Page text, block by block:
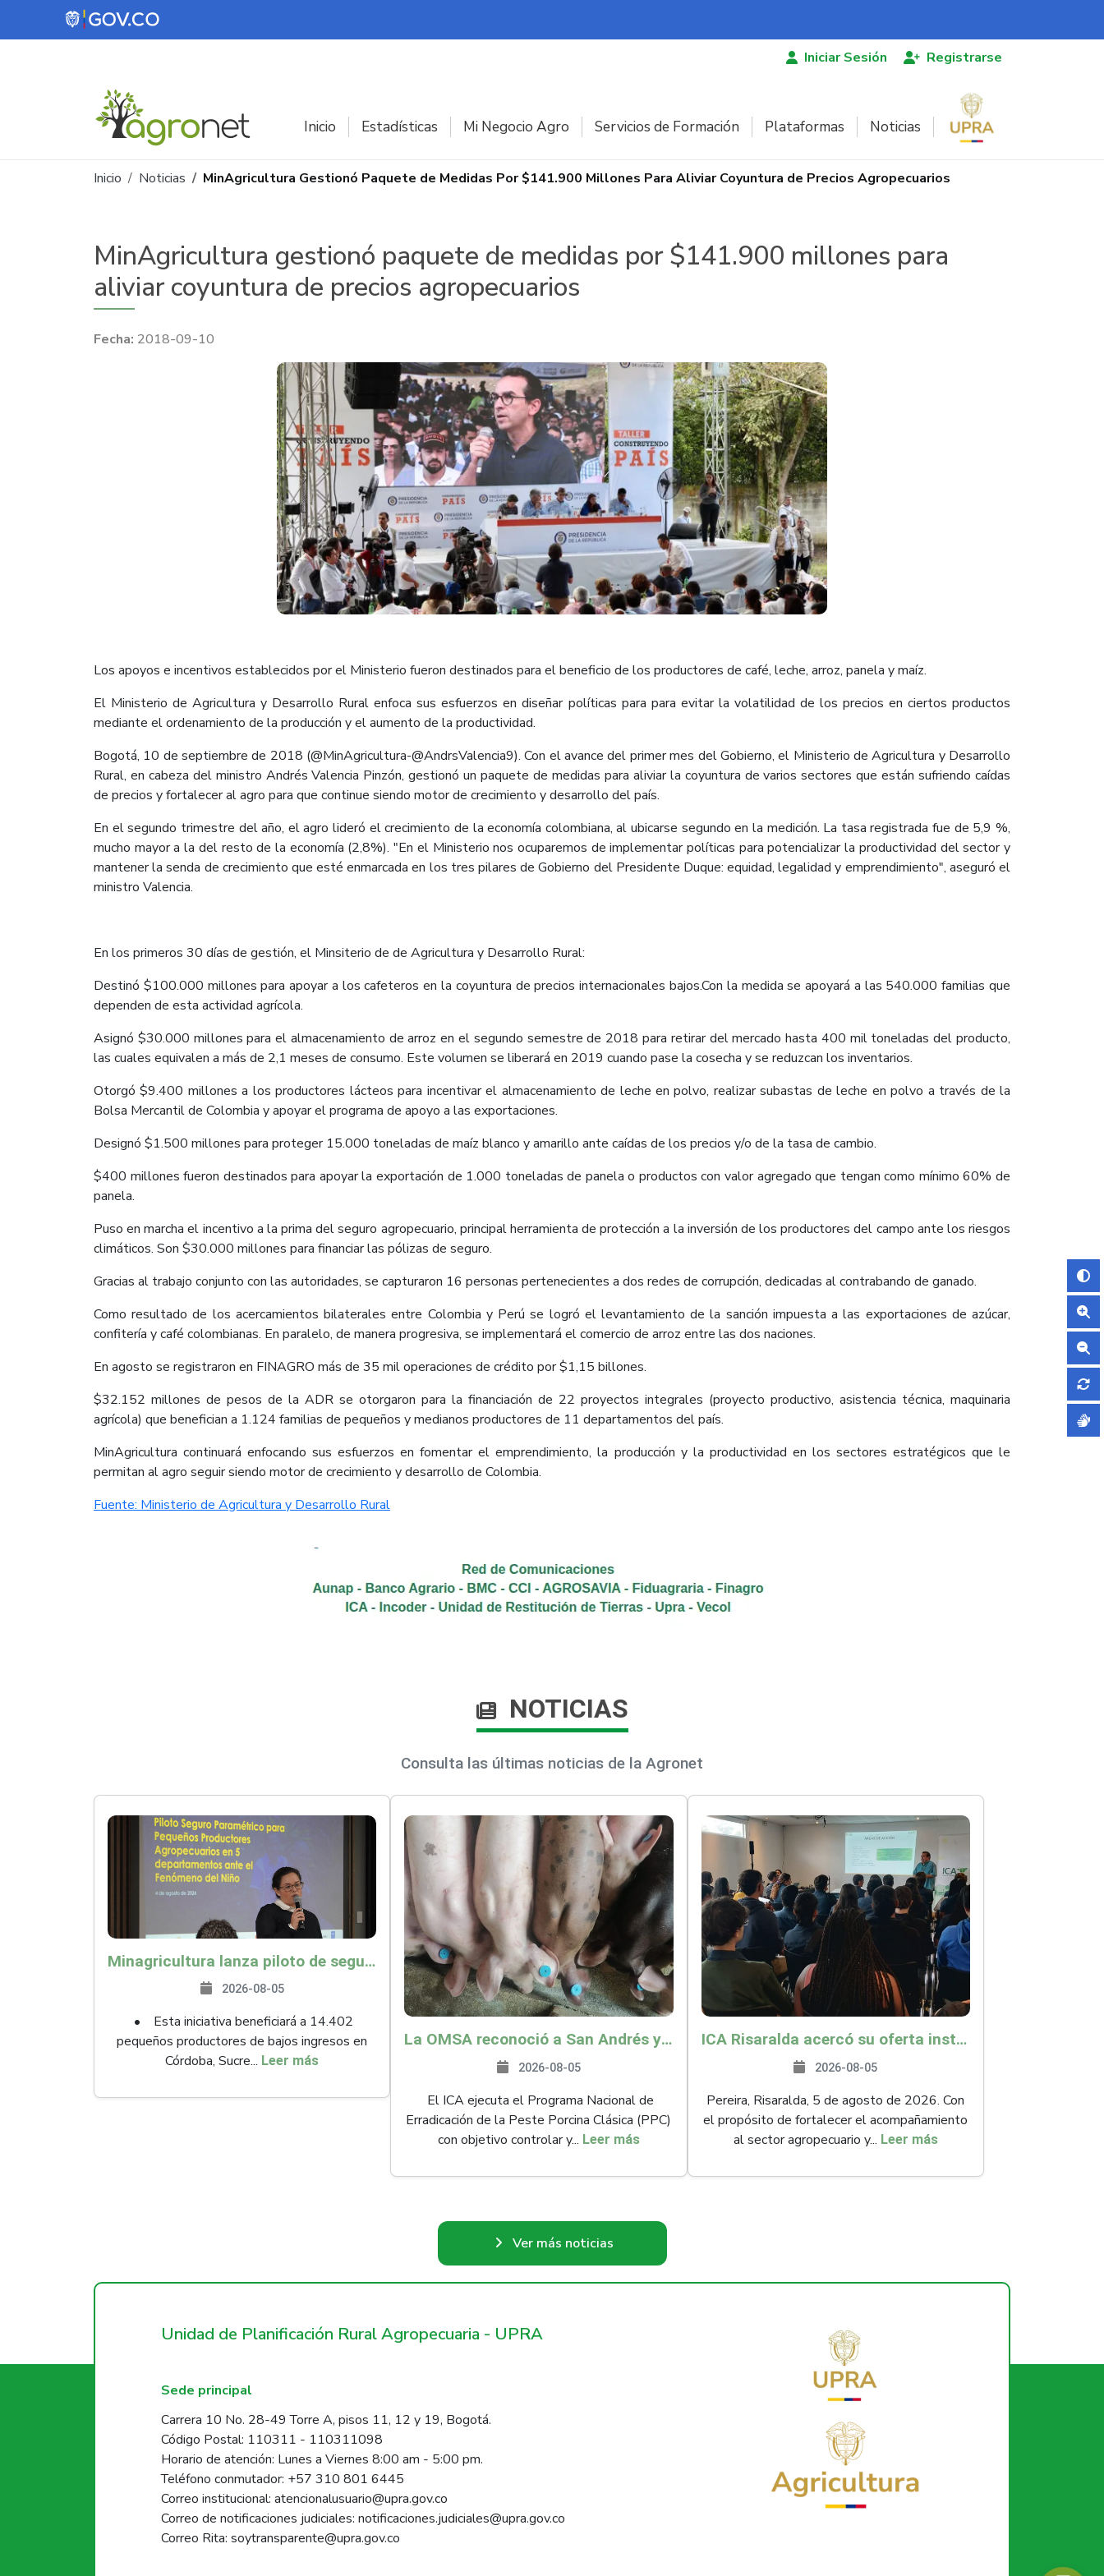
Pasar al contenido principal
Iniciar Sesión Registrarse
Inicio Estadísticas Mi Negocio Agro Servicios de Formación Plataformas Noticias
Ruta de navegación
Inicio Noticias MinAgricultura Gestionó Paquete de Medidas Por $141.900 Millones Para Aliviar Coyuntura de Precios Agropecuarios
MinAgricultura gestionó paquete de medidas por $141.900 millones para
aliviar coyuntura de precios agropecuarios
2018-09-10
Los apoyos e incentivos establecidos por el Ministerio fueron destinados para el beneficio de los productores de café, leche, arroz, panela y maíz.
El Ministerio de Agricultura y Desarrollo Rural enfoca sus esfuerzos en diseñar políticas para para evitar la volatilidad de los precios en ciertos productos
mediante el ordenamiento de la producción y el aumento de la productividad.
Bogotá, 10 de septiembre de 2018 (@MinAgricultura-@AndrsValencia9). Con el avance del primer mes del Gobierno, el Ministerio de Agricultura y Desarrollo
Rural, en cabeza del ministro Andrés Valencia Pinzón, gestionó un paquete de medidas para aliviar la coyuntura de varios sectores que están sufriendo caídas
de precios y fortalecer al agro para que continue siendo motor de crecimiento y desarrollo del país.
En el segundo trimestre del año, el agro lideró el crecimiento de la economía colombiana, al ubicarse segundo en la medición. La tasa registrada fue de 5,9 %,
mucho mayor a la del resto de la economía (2,8%). "En el Ministerio nos ocuparemos de implementar políticas para potencializar la productividad del sector y
mantener la senda de crecimiento que esté enmarcada en los tres pilares de Gobierno del Presidente Duque: equidad, legalidad y emprendimiento", aseguró el
ministro Valencia.
En los primeros 30 días de gestión, el Minsiterio de de Agricultura y Desarrollo Rural:
Destinó $100.000 millones para apoyar a los cafeteros en la coyuntura de precios internacionales bajos.Con la medida se apoyará a las 540.000 familias que
dependen de esta actividad agrícola.
Asignó $30.000 millones para el almacenamiento de arroz en el segundo semestre de 2018 para retirar del mercado hasta 400 mil toneladas del producto,
las cuales equivalen a más de 2,1 meses de consumo. Este volumen se liberará en 2019 cuando pase la cosecha y se reduzcan los inventarios.
Otorgó $9.400 millones a los productores lácteos para incentivar el almacenamiento de leche en polvo, realizar subastas de leche en polvo a través de la
Bolsa Mercantil de Colombia y apoyar el programa de apoyo a las exportaciones.
Designó $1.500 millones para proteger 15.000 toneladas de maíz blanco y amarillo ante caídas de los precios y/o de la tasa de cambio.
$400 millones fueron destinados para apoyar la exportación de 1.000 toneladas de panela o productos con valor agregado que tengan como mínimo 60% de
panela.
Puso en marcha el incentivo a la prima del seguro agropecuario, principal herramienta de protección a la inversión de los productores del campo ante los riesgos
climáticos. Son $30.000 millones para financiar las pólizas de seguro.
Gracias al trabajo conjunto con las autoridades, se capturaron 16 personas pertenecientes a dos redes de corrupción, dedicadas al contrabando de ganado.
Como resultado de los acercamientos bilaterales entre Colombia y Perú se logró el levantamiento de la sanción impuesta a las exportaciones de azúcar,
confitería y café colombianas. En paralelo, de manera progresiva, se implementará el comercio de arroz entre las dos naciones.
En agosto se registraron en FINAGRO más de 35 mil operaciones de crédito por $1,15 billones.
$32.152 millones de pesos de la ADR se otorgaron para la financiación de 22 proyectos integrales (proyecto productivo, asistencia técnica, maquinaria
agrícola) que benefician a 1.124 familias de pequeños y medianos productores de 11 departamentos del país.​
MinAgricultura continuará enfocando sus esfuerzos en fomentar el emprendimiento, la producción y la productividad en los sectores estratégicos que le
permitan al agro seguir siendo motor de crecimiento y desarrollo de Colombia.
​Fuente: Ministerio de Agricultura y Desarrollo Rural
NOTICIAS
Consulta las últimas noticias de la Agronet
Minagricultura lanza piloto de seguro agropecuario por $9.625 millones para proteger a más de 14.000 pequeños productores contra riesgos del Fenómeno de El Niño
2026-08-05
• Esta iniciativa beneficiará a 14.402
pequeños productores de bajos ingresos en
Córdoba, Sucre... Leer más
La OMSA reconoció a San Andrés y Providencia como zona libre de Peste Porcina Clásica (PPC)
2026-08-05
El ICA ejecuta el Programa Nacional de
Erradicación de la Peste Porcina Clásica (PPC)
con objetivo controlar y... Leer más
ICA Risaralda acercó su oferta institucional a productores y emprendedores en Expocamello
2026-08-05
Pereira, Risaralda, 5 de agosto de 2026. Con
el propósito de fortalecer el acompañamiento
al sector agropecuario y... Leer más
Ver más noticias
Unidad de Planificación Rural Agropecuaria - UPRA
Sede principal
Carrera 10 No. 28-49 Torre A, pisos 11, 12 y 19, Bogotá.
Código Postal: 110311 - 110311098
Horario de atención: Lunes a Viernes 8:00 am - 5:00 pm.
Teléfono conmutador: +57 310 801 6445
Correo institucional: atencionalusuario@upra.gov.co
Correo de notificaciones judiciales: notificaciones.judiciales@upra.gov.co
Correo Rita: soytransparente@upra.gov.co